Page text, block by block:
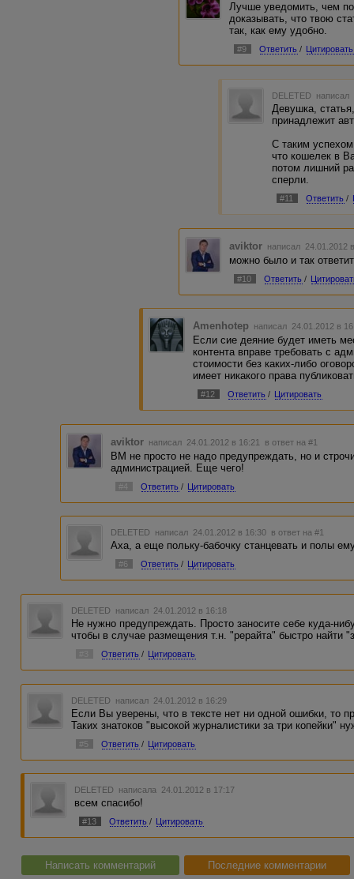
Лучше уведомить, чем
доказывать, что твою
так, как ему удобно.
#9 Ответить / Цитировать
DELETED
Девушка,
принадлежит
С таким
что кошелек в
потом лишний
сперли.
#11 Ответить /
aviktor написал 24.01.2012
можно было и так
#10 Ответить /
Amenhotep написал 24.01.2012 в
Если сие деяние будет иметь
контента вправе требовать с
стоимости без каких-либо
имеет никакого права
#12 Ответить / Цитировать
aviktor написал 24.01.2012 в 16:21 в ответ на #1
ВМ не просто не надо предупреждать, но и
администрацией. Еще чего!
#4 Ответить / Цитировать
DELETED написал 24.01.2012 в 16:30 в ответ на #1
Аха, а еще польку-бабочку станцевать и полы
#6 Ответить / Цитировать
DELETED написал 24.01.2012 в 16:18
Не нужно предупреждать. Просто заносите себе куда-
чтобы в случае размещения т.н. "рерайта" быстро найти
Ответить / Цитировать
DELETED написал 24.01.2012 в 16:29
Если Вы уверены, что в тексте нет ни одной ошибки, то
Таких знатоков "высокой журналистики за три копейки"
#5 Ответить / Цитировать
DELETED написала 24.01.2012 в 17:17
всем спасибо!
#13 Ответить / Цитировать
Написать комментарий Последние комментарии